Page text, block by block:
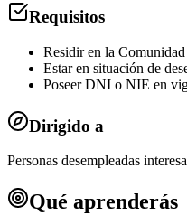
Requisitos
Residir en la
Estar en situación de
Poseer DNI o NIE en
Dirigido a
Personas desempleadas
Qué aprenderás